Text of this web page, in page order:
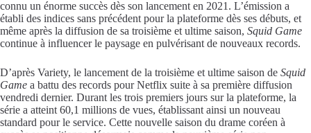
connu un énorme succès dès son lancement en 2021. L’émission a
établi des indices sans précédent pour la plateforme dès ses débuts, et
même après la diffusion de sa troisième et ultime saison, Squid Game
continue à influencer le paysage en pulvérisant de nouveaux records.
D’après Variety, le lancement de la troisième et ultime saison de Squid
Game a battu des records pour Netflix suite à sa première diffusion
vendredi dernier. Durant les trois premiers jours sur la plateforme, la
série a atteint 60,1 millions de vues, établissant ainsi un nouveau
standard pour le service. Cette nouvelle saison du drame coréen à